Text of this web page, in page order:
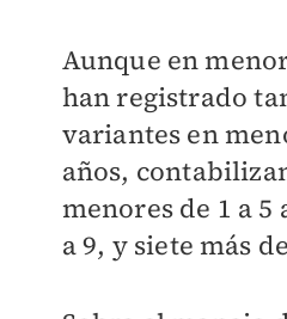
Aunque en
han registrado
variantes en
años,
menores de 1 a 5
a 9, y siete más